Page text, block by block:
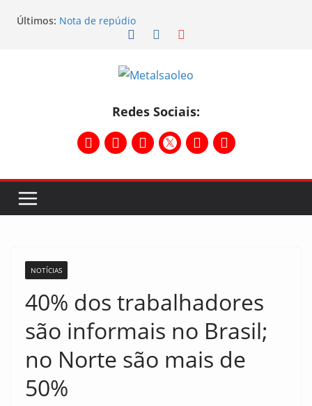
Últimos: Nota de repúdio
Conselho Diretivo da CNM/CUT debate indústria e
Physioclinic: parceira do Sindicato
Assembleia na Taurus – Campanha salarial
Assembleia na Taurus fortalece campanha
salarial e mostra a força da categoria que exige
reajuste
Redes Sociais:
NOTÍCIAS
40% dos trabalhadores
são informais no Brasil;
no Norte são mais de
50%